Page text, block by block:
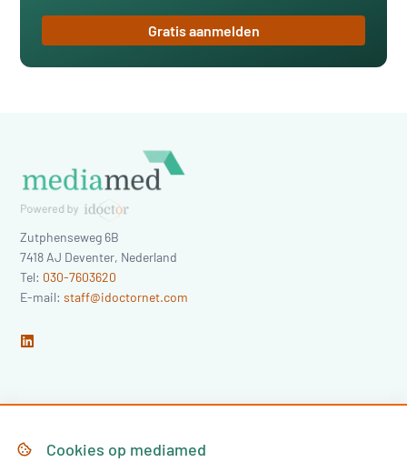
Gratis aanmelden
Zutphenseweg 6B
7418 AJ Deventer, Nederland
Tel: 030-7603620
E-mail:staff@idoctornet.com
HomeCookies op mediamed